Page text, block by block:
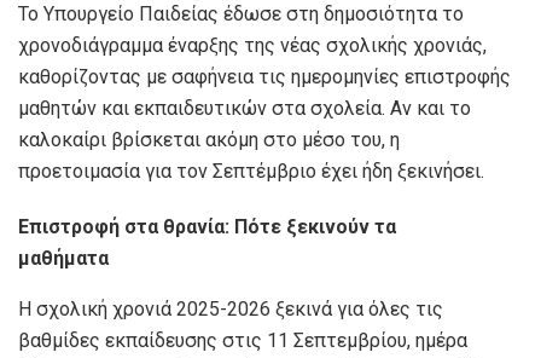
Το Υπουργείο Παιδείας έδωσε στη δημοσιότητα το
χρονοδιάγραμμα έναρξης της νέας σχολικής χρονιάς,
καθορίζοντας με σαφήνεια τις ημερομηνίες επιστροφής
μαθητών και εκπαιδευτικών στα σχολεία. Αν και το
καλοκαίρι βρίσκεται ακόμη στο μέσο του, η
προετοιμασία για τον Σεπτέμβριο έχει ήδη ξεκινήσει.
Επιστροφή στα θρανία: Πότε ξεκινούν τα
μαθήματα
Η σχολική χρονιά 2025-2026 ξεκινά για όλες τις
βαθμίδες εκπαίδευσης στις 11 Σεπτεμβρίου, ημέρα